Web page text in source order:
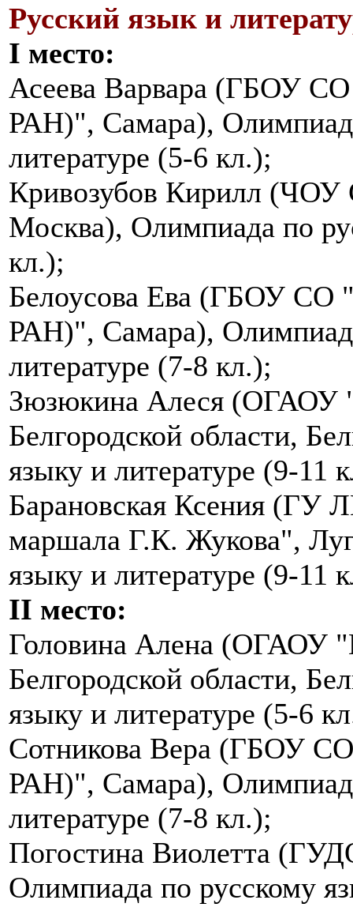
Русский язык и
I место:
Асеева Варвара (ГБОУ
РАН)", Самара),
литературе (5-6 кл.);
Кривозубов Кирилл
Москва), Олимпиада по
кл.);
Белоусова Ева (ГБОУ СО
РАН)", Самара),
литературе (7-8 кл.);
Зюзюкина Алеся (ОГАОУ
Белгородской области,
языку и литературе (9-11
Барановская Ксения (ГУ
маршала Г.К. Жукова",
языку и литературе (9-11
II место:
Головина Алена (ОГАОУ
Белгородской области,
языку и литературе (5-6
Сотникова Вера (ГБОУ
РАН)", Самара),
литературе (7-8 кл.);
Погостина Виолетта
Олимпиада по русскому